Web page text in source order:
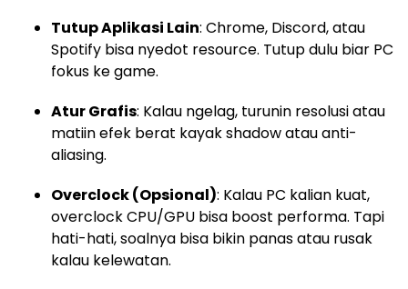
Tutup Aplikasi Lain: Chrome, Discord, atau
Spotify bisa nyedot resource. Tutup dulu biar PC
fokus ke game.
Atur Grafis: Kalau ngelag, turunin resolusi atau
matiin efek berat kayak shadow atau anti-
aliasing.
Overclock (Opsional): Kalau PC kalian kuat,
overclock CPU/GPU bisa boost performa. Tapi
hati-hati, soalnya bisa bikin panas atau rusak
kalau kelewatan.